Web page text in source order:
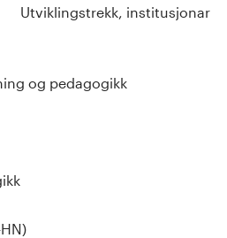
Utviklingstrekk, institusjonar
og pedagogikk